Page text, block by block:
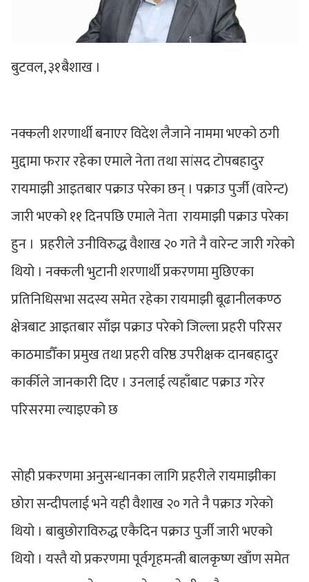
बुटवल, ३१बैशाख ।
नक्कली शरणार्थी बनाएर विदेश लैजाने नाममा भएको ठगी
मुद्दामा फरार रहेका एमाले नेता तथा सांसद टोपबहादुर
रायमाझी आइतबार पक्राउ परेका छन् । पक्राउ पुर्जी (वारेन्ट)
जारी भएको ११ दिनपछि एमाले नेता रायमाझी पक्राउ परेका
हुन । प्रहरीले उनीविरुद्ध वैशाख २० गते नै वारेन्ट जारी गरेको
थियो । नक्कली भुटानी शरणार्थी प्रकरणमा मुछिएका
प्रतिनिधिसभा सदस्य समेत रहेका रायमाझी बूढानीलकण्ठ
क्षेत्रबाट आइतबार साँझ पक्राउ परेको जिल्ला प्रहरी परिसर
काठमाडौँका प्रमुख तथा प्रहरी वरिष्ठ उपरीक्षक दानबहादुर
कार्कीले जानकारी दिए । उनलाई त्यहाँबाट पक्राउ गरेर
परिसरमा ल्याइएको छ
सोही प्रकरणमा अनुसन्धानका लागि प्रहरीले रायमाझीका
छोरा सन्दीपलाई भने यही वैशाख २० गते नै पक्राउ गरेको
थियो । बाबुछोराविरुद्ध एकैदिन पक्राउ पुर्जी जारी भएको
थियो । यस्तै यो प्रकरणमा पूर्वगृहमन्त्री बालकृष्ण खाँण समेत